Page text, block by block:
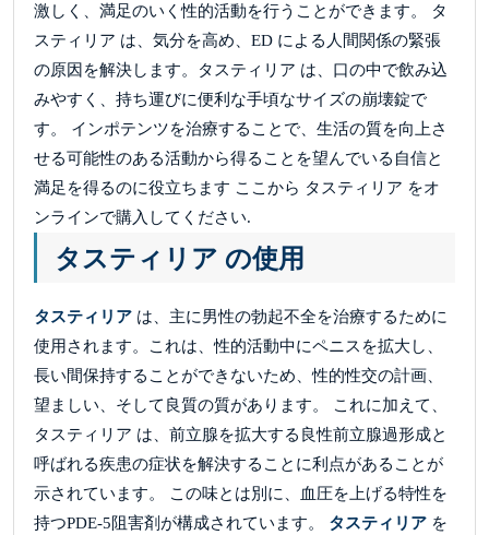
激しく、満足のいく性的活動を行うことができます。 タ
スティリア は、気分を高め、ED による人間関係の緊張
の原因を解決します。タスティリア は、口の中で飲み込
みやすく、持ち運びに便利な手頃なサイズの崩壊錠で
す。 インポテンツを治療することで、生活の質を向上さ
せる可能性のある活動から得ることを望んでいる自信と
満足を得るのに役立ちます ここから タスティリア をオ
ンラインで購入してください.
タスティリア の使用
タスティリア は、主に男性の勃起不全を治療するために
使用されます。これは、性的活動中にペニスを拡大し、
長い間保持することができないため、性的性交の計画、
望ましい、そして良質の質があります。 これに加えて、
タスティリア は、前立腺を拡大する良性前立腺過形成と
呼ばれる疾患の症状を解決することに利点があることが
示されています。 この味とは別に、血圧を上げる特性を
持つPDE-5阻害剤が構成されています。 タスティリア を